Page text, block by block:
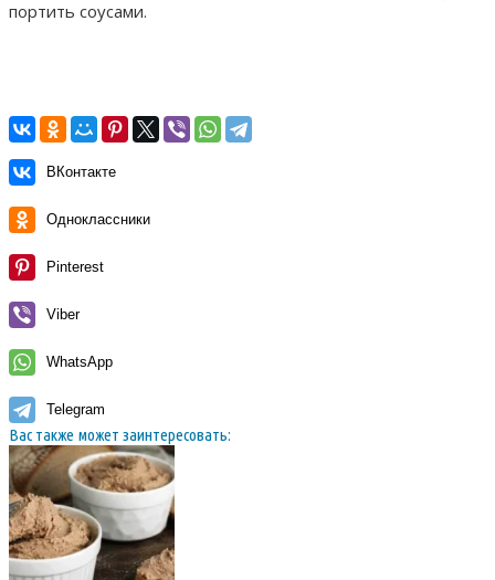
портить соусами.
ВКонтакте
Одноклассники
Pinterest
Viber
WhatsApp
Telegram
Вас также может заинтересовать: